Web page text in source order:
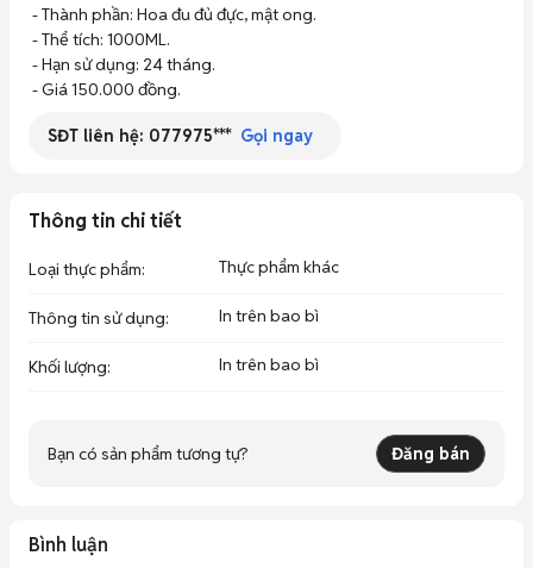
- Giá 150.000 đồng.
SĐT liên hệ: 077975*** Gọi ngay
Thông tin chi tiết
Loại thực phẩm: Thực phẩm khác
Thông tin sử dụng: In trên bao bì
Khối lượng: In trên bao bì
Bạn có sản phẩm tương tự? Đăng bán
Bình luận